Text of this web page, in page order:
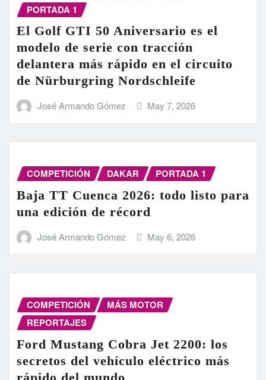
PORTADA 1
El Golf GTI 50 Aniversario es el
modelo de serie con tracción
delantera más rápido en el circuito
de Nürburgring Nordschleife
José Armando Gómez May 7, 2026
COMPETICIÓN DAKAR PORTADA 1
Baja TT Cuenca 2026: todo listo para
una edición de récord
José Armando Gómez May 6, 2026
COMPETICIÓN
MÁS MOTOR
REPORTAJES
Ford Mustang Cobra Jet 2200: los
secretos del vehículo eléctrico más